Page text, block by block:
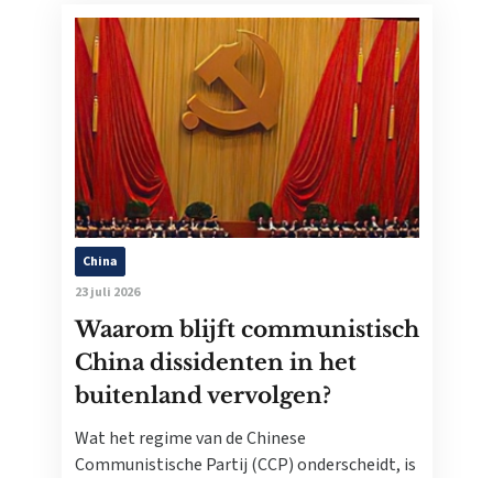
China
23 juli 2026
Waarom blijft communistisch
China dissidenten in het
buitenland vervolgen?
Wat het regime van de Chinese
Communistische Partij (CCP) onderscheidt, is